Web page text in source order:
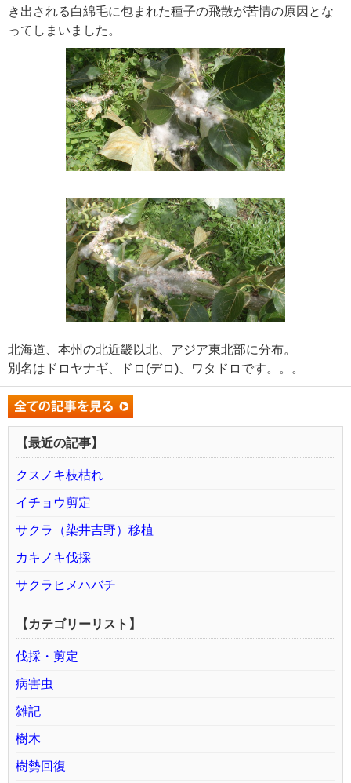
き出される白綿毛に包まれた種子の飛散が苦情の原因とな
ってしまいました。
北海道、本州の北近畿以北、アジア東北部に分布。
別名はドロヤナギ、ドロ(デロ)、ワタドロです。。。
【最近の記事】
クスノキ枝枯れ
イチョウ剪定
サクラ（染井吉野）移植
カキノキ伐採
サクラヒメハバチ
【カテゴリーリスト】
伐採・剪定
病害虫
雑記
樹木
樹勢回復